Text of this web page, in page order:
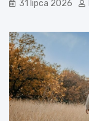
31 lipca 2026